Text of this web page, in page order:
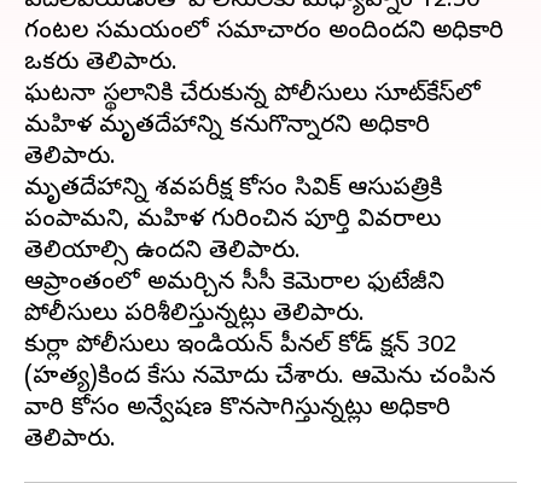
గంటల సమయంలో సమాచారం అందిందని అధికారి
ఒకరు తెలిపారు.
ఘటనా స్థలానికి చేరుకున్న పోలీసులు సూట్‌కేస్‌లో
మహిళ మృతదేహాన్ని కనుగొన్నారని అధికారి
తెలిపారు.
మృతదేహాన్ని శవపరీక్ష కోసం సివిక్ ఆసుపత్రికి
పంపామని, మహిళ గురించిన పూర్తి వివరాలు
తెలియాల్సి ఉందని తెలిపారు.
ఆప్రాంతంలో అమర్చిన సీసీ కెమెరాల ఫుటేజీని
పోలీసులు పరిశీలిస్తున్నట్లు తెలిపారు.
కుర్లా పోలీసులు ఇండియన్ పీనల్ కోడ్ సెక్షన్ 302
(హత్య)కింద కేసు నమోదు చేశారు. ఆమెను చంపిన
వారి కోసం అన్వేషణ కొనసాగిస్తున్నట్లు అధికారి